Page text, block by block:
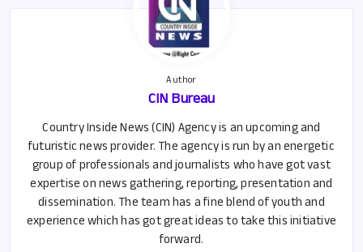
p
Author
CIN Bureau
Country Inside News (CIN) Agency is an upcoming and
futuristic news provider. The agency is run by an energetic
group of professionals and journalists who have got vast
expertise on news gathering, reporting, presentation and
dissemination. The team has a fine blend of youth and
experience which has got great ideas to take this initiative
forward.